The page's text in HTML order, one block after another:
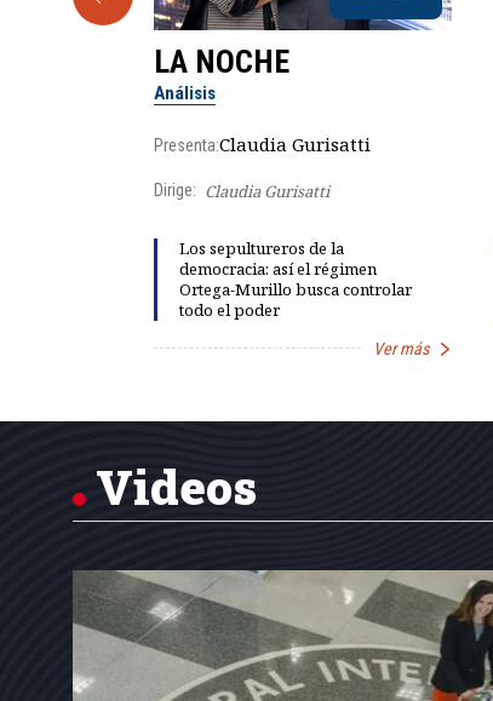
LA NOCHE
Análisis
Presenta:Claudia Gurisatti
Dirige: Claudia Gurisatti
Los sepultureros de la
democracia: así el régimen
Ortega-Murillo busca controlar
todo el poder
Ver más
of
Videos